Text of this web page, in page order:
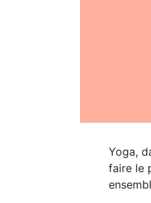
Yoga,
faire le